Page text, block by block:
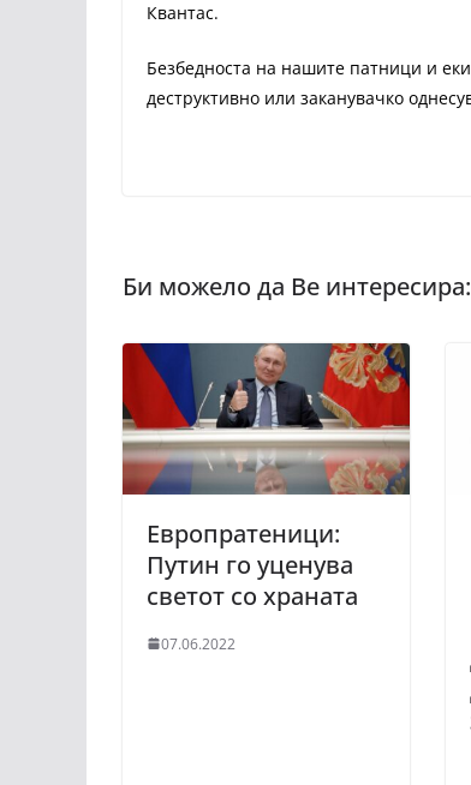
Квантас.
Безбедноста на нашите патници и
деструктивно или заканувачко
Европратеници:
Путин го уценува
светот со храната
07.06.2022